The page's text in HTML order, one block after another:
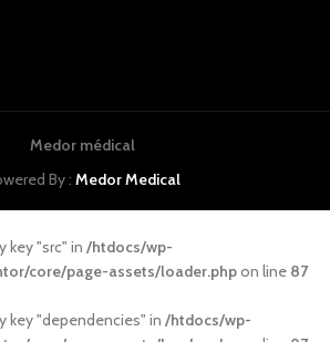
Medor médical
By : Medor Medical
key "src" in /htdocs/wp-
core/page-assets/loader.phpon line 87
key "dependencies" in /htdocs/wp-